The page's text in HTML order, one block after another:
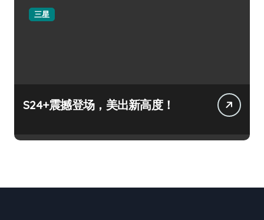
三星
S24+震撼登场，美出新高度！